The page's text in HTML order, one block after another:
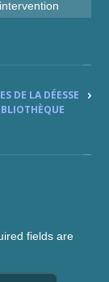
DE LA DÉESSE
fields are